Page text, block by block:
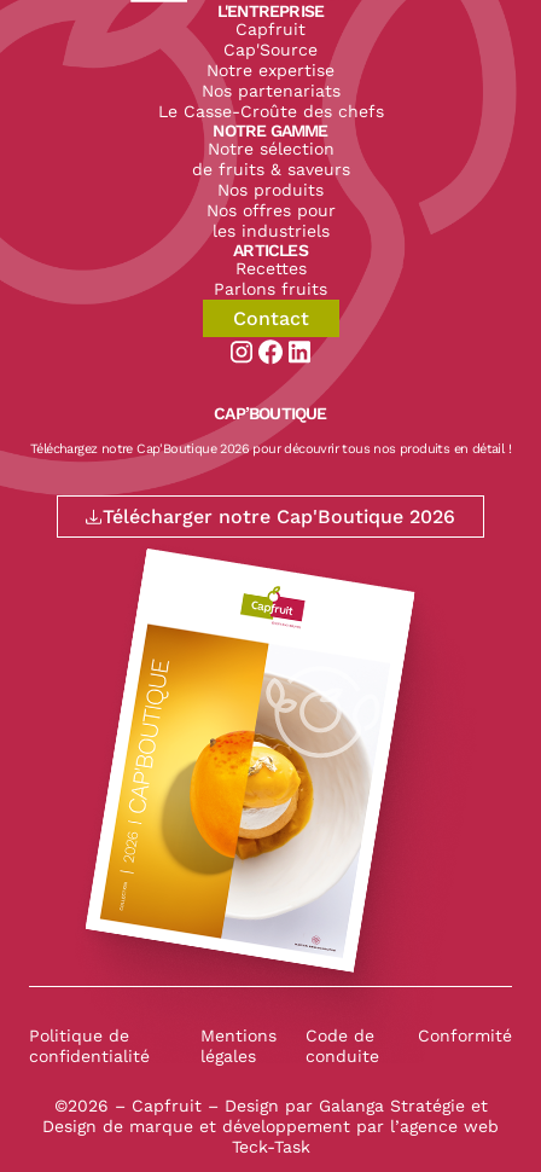
L'ENTREPRISE
Capfruit
Cap'Source
Notre expertise
Nos partenariats
Le Casse-Croûte des chefs
NOTRE GAMME
Notre sélection
de fruits & saveurs
Nos produits
Nos offres pour
les industriels
ARTICLES
Recettes
Parlons fruits
Contact
Aller sur la page instagram de
Aller sur la page facebook de
Aller sur la page linkedin de
CAP’BOUTIQUE
Téléchargez notre Cap'Boutique 2026 pour découvrir tous nos produits en détail !
Télécharger notre Cap'Boutique 2026
Politique de
confidentialité
Mentions
légales
Code de
conduite
Conformité
©2026 – Capfruit – Design par Galanga Stratégie et
Design de marque et développement par l’agence web
Teck-Task